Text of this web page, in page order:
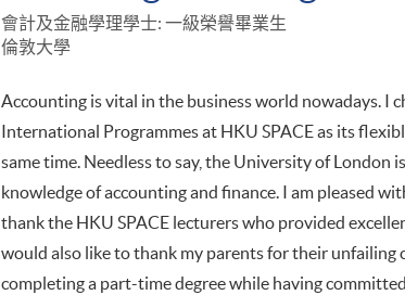
會計及金融學理學士: 一級榮譽畢業生
倫敦大學
Accounting is vital in the business world nowadays. I
International Programmes at HKU SPACE as its
same time. Needless to say, the University of London
knowledge of accounting and finance. I am pleased
thank the HKU SPACE lecturers who provided
would also like to thank my parents for their unfailing
completing a part-time degree while having